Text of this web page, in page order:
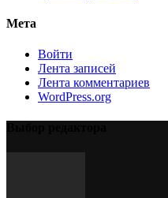
Мета
Войти
Лента записей
Лента комментариев
WordPress.org